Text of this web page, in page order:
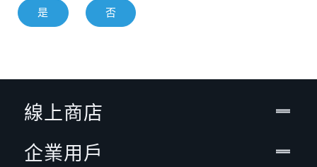
是 否
線上商店
企業用戶